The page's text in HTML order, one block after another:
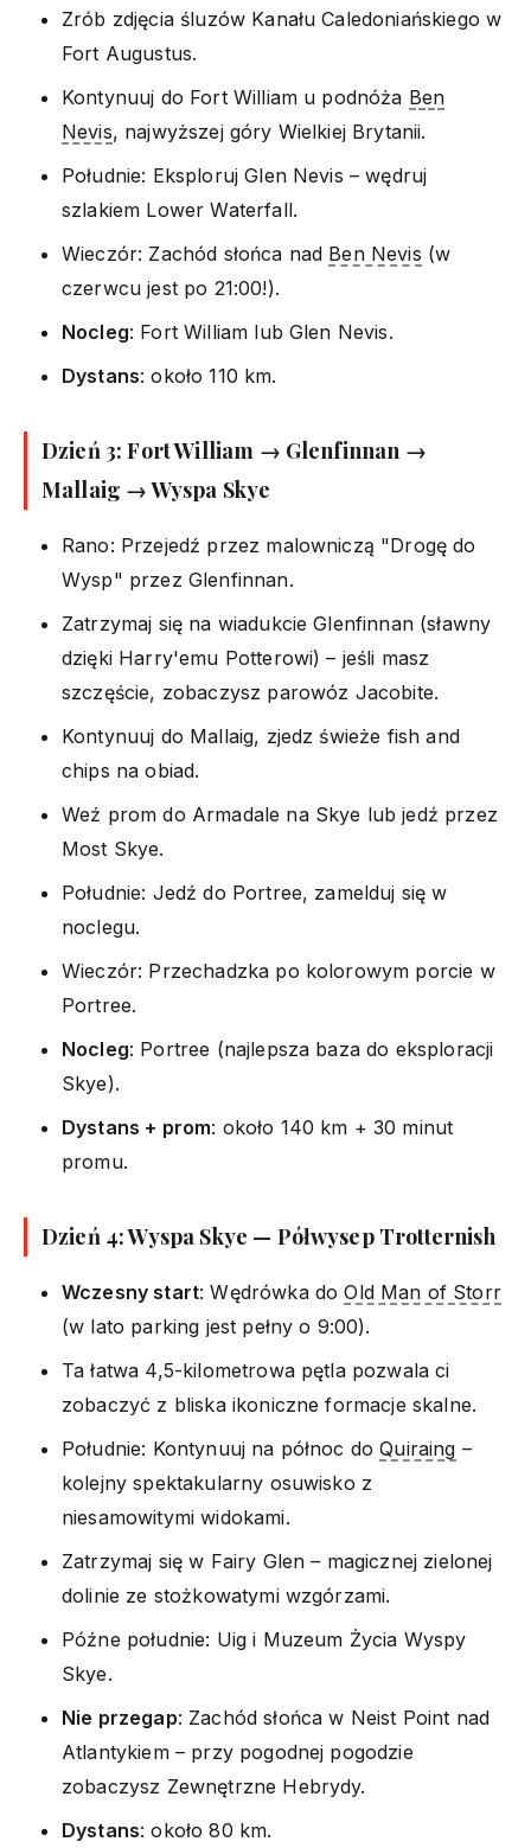
Zrób zdjęcia śluzów Kanału Caledoniańskiego w
Fort Augustus.
Kontynuuj do Fort William u podnóża Ben
Nevis, najwyższej góry Wielkiej Brytanii.
Południe: Eksploruj Glen Nevis – wędruj
szlakiem Lower Waterfall.
Wieczór: Zachód słońca nad Ben Nevis (w
czerwcu jest po 21:00!).
Nocleg: Fort William lub Glen Nevis.
Dystans: około 110 km.
Dzień 3: Fort William → Glenfinnan →
Mallaig → Wyspa Skye
Rano: Przejedź przez malowniczą "Drogę do
Wysp" przez Glenfinnan.
Zatrzymaj się na wiadukcie Glenfinnan (sławny
dzięki Harry'emu Potterowi) – jeśli masz
szczęście, zobaczysz parowóz Jacobite.
Kontynuuj do Mallaig, zjedz świeże fish and
chips na obiad.
Weź prom do Armadale na Skye lub jedź przez
Most Skye.
Południe: Jedź do Portree, zamelduj się w
noclegu.
Wieczór: Przechadzka po kolorowym porcie w
Portree.
Nocleg: Portree (najlepsza baza do eksploracji
Skye).
Dystans + prom: około 140 km + 30 minut
promu.
Dzień 4: Wyspa Skye — Półwysep Trotternish
Wczesny start: Wędrówka doOld Man of Storr
(w lato parking jest pełny o 9:00).
Ta łatwa 4,5-kilometrowa pętla pozwala ci
zobaczyć z bliska ikoniczne formacje skalne.
Południe: Kontynuuj na północ doQuiraing –
kolejny spektakularny osuwisko z
niesamowitymi widokami.
Zatrzymaj się w Fairy Glen – magicznej zielonej
dolinie ze stożkowatymi wzgórzami.
Późne południe: Uig i Muzeum Życia Wyspy
Skye.
Nie przegap: Zachód słońca w Neist Point nad
Atlantykiem – przy pogodnej pogodzie
zobaczysz Zewnętrzne Hebrydy.
Dystans: około 80 km.